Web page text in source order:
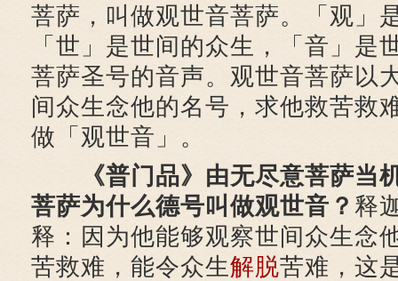
菩萨，叫做观世音菩萨。「观」
「世」是世间的众生，「音」是
菩萨圣号的音声。观世音菩萨以
间众生念他的名号，求他救苦救
做「观世音」。
《普门品》由无尽意菩萨当
菩萨为什么德号叫做观世音？ 释
释：因为他能够观察世间众生念
苦救难，能令众生解脱苦难，这